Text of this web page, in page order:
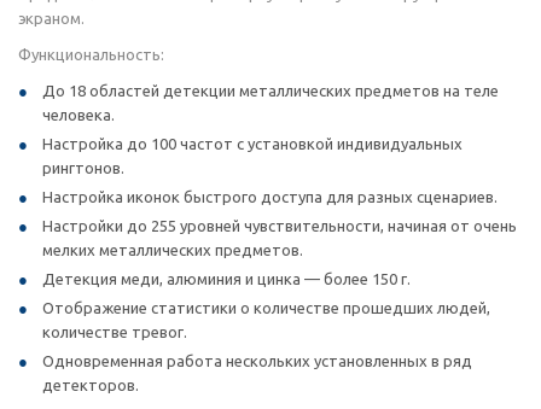
экраном.
Функциональность:
До 18 областей детекции металлических предметов на теле
человека.
Настройка до 100 частот с установкой индивидуальных
рингтонов.
Настройка иконок быстрого доступа для разных сценариев.
Настройки до 255 уровней чувствительности, начиная от очень
мелких металлических предметов.
Детекция меди, алюминия и цинка — более 150 г.
Отображение статистики о количестве прошедших людей,
количестве тревог.
Одновременная работа нескольких установленных в ряд
детекторов.